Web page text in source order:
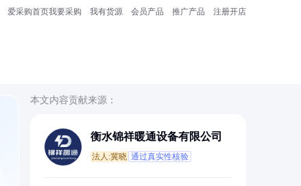
爱采购首页我要采购 我有货源 会员产品 推广产品 注册开店
本文内容贡献来源：
衡水锦祥暖通设备有限公司
法人:冀晓 通过真实性核验